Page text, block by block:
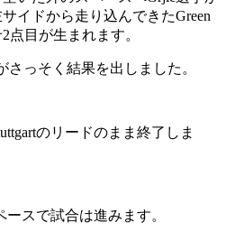
イドから走り込んできたGreen
点目が生まれます。
さっそく結果を出しました。
のリードのまま終了しま
ースで試合は進みます。